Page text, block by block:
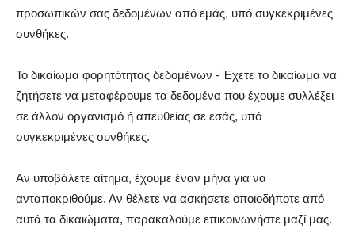
προσωπικών σας δεδομένων από εμάς, υπό συγκεκριμένες
συνθήκες.
Το δικαίωμα φορητότητας δεδομένων - Έχετε το δικαίωμα να
ζητήσετε να μεταφέρουμε τα δεδομένα που έχουμε συλλέξει
σε άλλον οργανισμό ή απευθείας σε εσάς, υπό
συγκεκριμένες συνθήκες.
Αν υποβάλετε αίτημα, έχουμε έναν μήνα για να
ανταποκριθούμε. Αν θέλετε να ασκήσετε οποιοδήποτε από
αυτά τα δικαιώματα, παρακαλούμε επικοινωνήστε μαζί μας.